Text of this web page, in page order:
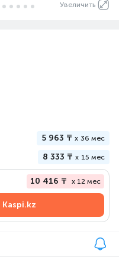
Увеличить
5 963 ₸ x 36 мес
8 333 ₸ x 15 мес
10 416 ₸ x 12 мес
Kaspi.kz